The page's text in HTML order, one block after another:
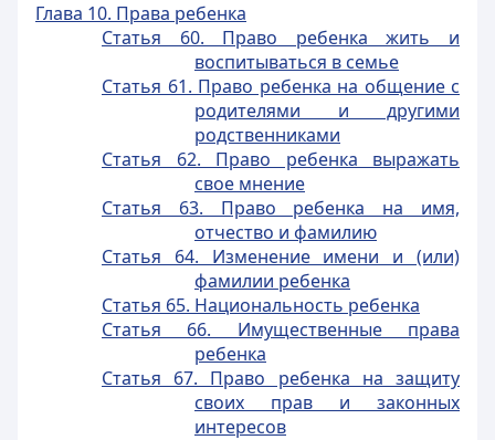
Глава 10. Права ребенка
Статья 60. Право ребенка жить и
воспитываться в семье
Статья 61. Право ребенка на общение с
родителями и другими
родственниками
Статья 62. Право ребенка выражать
свое мнение
Статья 63. Право ребенка на имя,
отчество и фамилию
Статья 64. Изменение имени и (или)
фамилии ребенка
Статья 65. Национальность ребенка
Статья 66. Имущественные права
ребенка
Статья 67. Право ребенка на защиту
своих прав и законных
интересов